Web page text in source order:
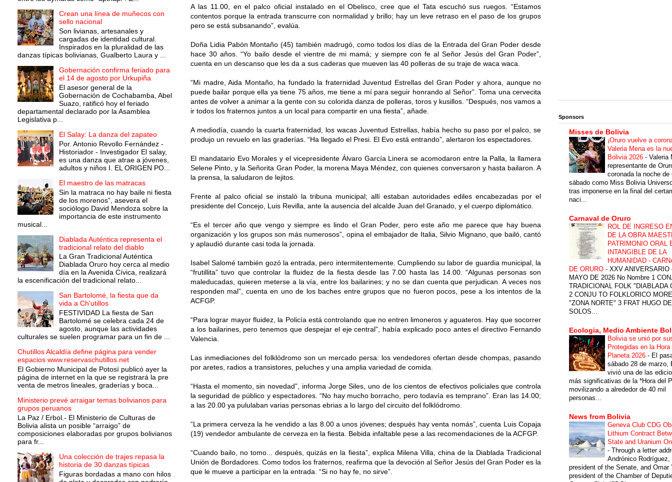
A las 11.00, en el palco oficial instalado en el Obelisco, cree que el Tata escuchó sus ruegos. “Estamos
contentos porque la entrada transcurre con normalidad y brillo; hay un leve retraso en el paso de los grupos
pero se está subsanando”, evalúa.
Doña Lidia Pabón Montaño (45) también madrugó, como todos los días de la Entrada del Gran Poder desde
hace 30 años. “Yo bailo desde el vientre de mi mamá; y siempre con fe al Señor Jesús del Gran Poder”,
cuenta en un descanso que les da a sus caderas que mueven las 40 polleras de su traje de waca waca.
“Mi madre, Aida Montaño, ha fundado la fraternidad Juventud Estrellas del Gran Poder y ahora, aunque no
puede bailar porque ella ya tiene 75 años, me tiene a mí para seguir honrando al Señor”. Toma una cervecita
antes de volver a animar a la gente con su colorida danza de polleras, toros y kusillos. “Después, nos vamos a
ir todos los fraternos juntos a un local para compartir en una fiesta”, añade.
A mediodía, cuando la cuarta fraternidad, los wacas Juventud Estrellas, había hecho su paso por el palco, se
produjo un revuelo en las graderías. “Ha llegado el Presi. El Evo está entrando”, alertaron los espectadores.
El mandatario Evo Morales y el vicepresidente Álvaro García Linera se acomodaron entre la Palla, la llamera
Selene Pinto, y la Señorita Gran Poder, la morena Maya Méndez, con quienes conversaron y hasta bailaron. A
la prensa, la saludaron de lejitos.
Frente al palco oficial se instaló la tribuna municipal; allí estaban autoridades ediles encabezadas por el
presidente del Concejo, Luis Revilla, ante la ausencia del alcalde Juan del Granado, y el cuerpo diplomático.
“Es el tercer año que vengo y siempre es lindo el Gran Poder, pero este año me parece que hay buena
organización y los grupos son más numerosos”, opina el embajador de Italia, Silvio Mignano, que bailó, cantó
y aplaudió durante casi toda la jornada.
Isabel Salomé también gozó la entrada, pero intermitentemente. Cumpliendo su labor de guardia municipal, la
“frutillita” tuvo que controlar la fluidez de la fiesta desde las 7.00 hasta las 14.00. “Algunas personas son
maleducadas, quieren meterse a la vía, entre los bailarines; y no se dan cuenta que perjudican. A veces nos
responden mal”, cuenta en uno de los baches entre grupos que no fueron pocos, pese a los intentos de la
ACFGP.
“Para lograr mayor fluidez, la Policía está controlando que no entren limoneros y aguateros. Hay que socorrer
a los bailarines, pero tenemos que despejar el eje central”, había explicado poco antes el directivo Fernando
Valencia.
Las inmediaciones del folklódromo son un mercado persa: los vendedores ofertan desde chompas, pasando
por aretes, radios a transistores, peluches y una amplia variedad de comida.
“Hasta el momento, sin novedad”, informa Jorge Siles, uno de los cientos de efectivos policiales que controla
la seguridad de público y espectadores. “No hay mucho borracho, pero todavía es temprano”. Eran las 14.00;
a las 20.00 ya pululaban varias personas ebrias a lo largo del circuito del folklódromo.
“La primera cerveza la he vendido a las 8.00 a unos jóvenes; después hay venta nomás”, cuenta Luis Copaja
(19) vendedor ambulante de cerveza en la fiesta. Bebida infaltable pese a las recomendaciones de la ACFGP.
“Cuando bailo, no tomo... después, quizás en la fiesta”, explica Milena Villa, china de la Diablada Tradicional
Unión de Bordadores. Como todos los fraternos, reafirma que la devoción al Señor Jesús del Gran Poder es la
que le mueve a participar en la entrada. “Si no hay fe, no sirve”.
Crean una línea de muñecos con
sello nacional
Son livianas, artesanales y
cargadas de identidad cultural.
Inspirados en la pluralidad de las
danzas típicas bolivianas, Gualberto Laura y ...
Gobernación confirma feriado para
el 14 de agosto por Urkupiña
El asesor general de la
Gobernación de Cochabamba, Abel
Suazo, ratificó hoy el feriado
departamental declarado por la Asamblea
Legislativa p...
El Salay: La danza del zapateo
Por. Antonio Revollo Fernández -
Historiador - Investigador El salay,
es una danza que atrae a jóvenes,
adultos y niños I. EL ORIGEN PO...
El maestro de las matracas
Sin la matraca no hay baile ni fiesta
de los morenos”, asevera el
sociólogo David Mendoza sobre la
importancia de este instrumento
musical...
Diablada Auténtica representa el
tradicional relato del diablo
La Gran Tradicional Auténtica
Diablada Oruro hoy cerca al medio
día en la Avenida Cívica, realizará
la escenificación del tradicional relato...
San Bartolomé, la fiesta que da
vida a Ch'utillos
FESTIVIDAD La fiesta de San
Bartolomé se celebra cada 24 de
agosto, aunque las actividades
culturales se suelen programar para un fin de ...
Chutillos Alcaldía define página para vender
espacios www.reservaschutillos.net
El Gobierno Municipal de Potosí publicó ayer la
página de internet en la que se registrará la pre
venta de metros lineales, graderías y boca...
Ministerio prevé arraigar temas bolivianos para
grupos peruanos
La Paz / Erbol.- El Ministerio de Culturas de
Bolivia alista un posible “arraigo” de
composiciones elaboradas por grupos bolivianos
para fr...
Una colección de trajes repasa la
historia de 30 danzas típicas
Figuras bordadas a mano con hilos
Sponsors
Misses de Bolivia
¡Oruro vuelve a
Valeria Mena es la
Bolivia 2026 - Valeria
representante de
coronada la noche de
sábado como Miss Bolivia
tras imponerse en la final del
naci...
Carnaval de Oruro
ROL DE INGRESO
DE LA OBRA
PATRIMONIO ORAL
INTANGIBLE DE LA
HUMANIDAD -
DE ORURO - XXV ANIVERSARIO
MAYO DE 2026 No Nombre 1
TRADICIONAL FOLK "DIABLADA
2 CONJU TO FOLKLORICO
"ZONA NORTE" 3 FRAT HUGO
SOLOS...
Ecologia, Medio Ambiente
Bolivia se unió por
Protegidas en la Hora
Planeta 2026 - El
sábado 28 de marzo,
vivió una de las
más significativas de la *Hora del
movilizando a alrededor de 40 mil
personas...
News from Bolivia
Geneva Club CDG
Lithium Contract
State and Uranium
- Through a letter
Andrónico Rodríguez,
president of the Senate, and Omar
president of the Chamber of